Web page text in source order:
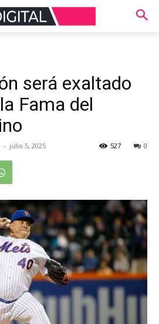
será exaltado
Fama del
- julio 5, 2025 0
527